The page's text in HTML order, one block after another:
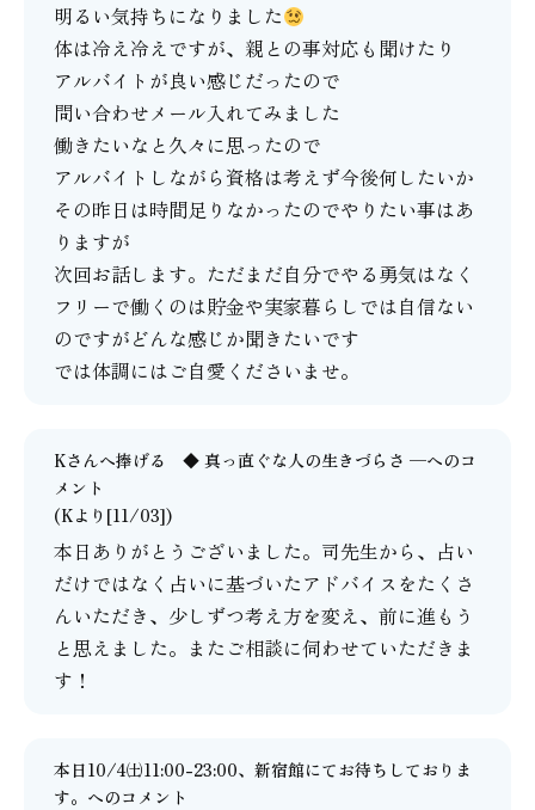
明るい気持ちになりました
体は冷え冷えですが、親との事対応も聞けたり
アルバイトが良い感じだったので
問い合わせメール入れてみました
働きたいなと久々に思ったので
アルバイトしながら資格は考えず今後何したいか
その昨日は時間足りなかったのでやりたい事はあ
りますが
次回お話します。ただまだ自分でやる勇気はなく
フリーで働くのは貯金や実家暮らしでは自信ない
のですがどんな感じか聞きたいです
では体調にはご自愛くださいませ。
Kさんへ捧げる ◆ 真っ直ぐな人の生きづらさ ─へのコ
メント
(Kより[11/03])
本日ありがとうございました。司先生から、占い
だけではなく占いに基づいたアドバイスをたくさ
んいただき、少しずつ考え方を変え、前に進もう
と思えました。またご相談に伺わせていただきま
す！
本日10/4㈯11:00-23:00、新宿館にてお待ちしておりま
す。 へのコメント